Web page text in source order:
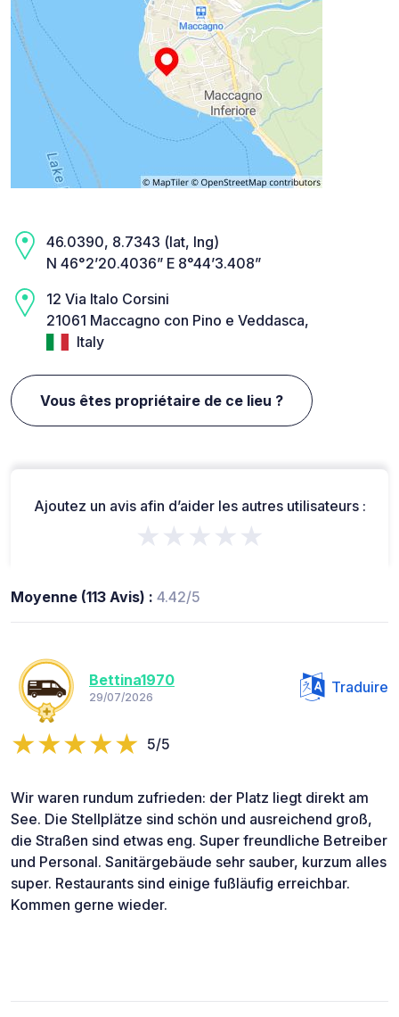
46.0390, 8.7343 (lat, lng)
N 46°2’20.4036” E 8°44’3.408”
12 Via Italo Corsini
21061 Maccagno con Pino e Veddasca,
Italy
Vous êtes propriétaire de ce lieu ?
Ajoutez un avis afin d’aider les autres utilisateurs :
★★★★★
Moyenne (113 Avis) : 4.42/5
Bettina1970
29/07/2026
Traduire
5/5
Wir waren rundum zufrieden: der Platz liegt direkt am
See. Die Stellplätze sind schön und ausreichend groß,
die Straßen sind etwas eng. Super freundliche Betreiber
und Personal. Sanitärgebäude sehr sauber, kurzum alles
super. Restaurants sind einige fußläufig erreichbar.
Kommen gerne wieder.